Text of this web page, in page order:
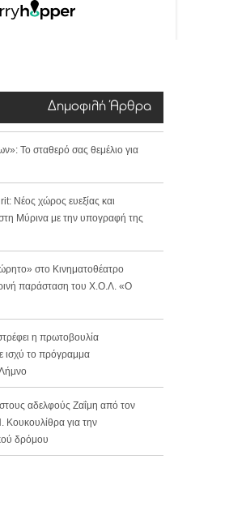
Δημοφιλή Άρθρα
Το σταθερό σας θεμέλιο για
Νέος χώρος ευεξίας και
Μύρινα με την υπογραφή της
στο Κινηματοθέατρο
παράσταση του Χ.Ο.Λ. «Ο
η πρωτοβουλία
το πρόγραμμα
αδελφούς Ζαΐμη από τον
Κουκουλίθρα για την
δρόμου